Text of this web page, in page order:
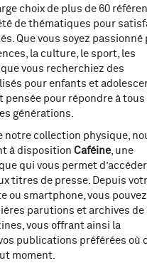
choix de plus de 60
de thématiques pour
Que vous soyez passionné
la culture, le sport, les
vous recherchiez des
pour enfants et
pensée pour répondre à tous
générations.
notre collection physique,
à disposition Caféine, une
qui vous permet
titres de presse. Depuis
ou smartphone, vous pouvez
parutions et archives de
vous offrant ainsi la
publications préférées où
moment.